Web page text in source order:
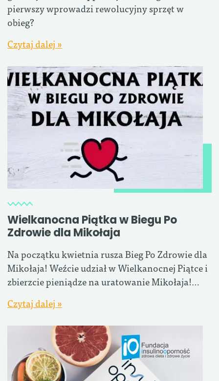
pierwszy wprowadzi rewolucyjny sprzęt w
obieg?
Czytaj dalej »
Wielkanocna Piątka w Biegu Po
Zdrowie dla Mikołaja
Na początku kwietnia rusza Bieg Po Zdrowie dla
Mikołaja! Weźcie udział w Wielkanocnej Piątce i
zbierzcie pieniądze na uratowanie Mikołaja!…
Czytaj dalej »